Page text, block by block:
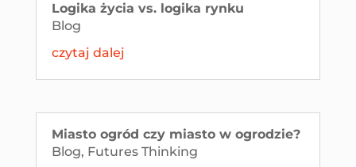
Logika życia vs. logika rynku
Blog
czytaj dalej
Miasto ogród czy miasto w ogrodzie?
Blog, Futures Thinking